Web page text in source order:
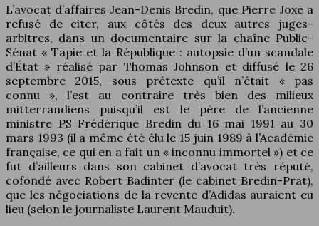
L’avocat d’affaires Jean-Denis Bredin, que Pierre Joxe a
refusé de citer, aux côtés des deux autres juges-
arbitres, dans un documentaire sur la chaîne Public-
Sénat « Tapie et la République : autopsie d’un scandale
d’État » réalisé par Thomas Johnson et diffusé le 26
septembre 2015, sous prétexte qu’il n’était « pas
connu », l’est au contraire très bien des milieux
mitterrandiens puisqu’il est le père de l’ancienne
ministre PS Frédérique Bredin du 16 mai 1991 au 30
mars 1993 (il a même été élu le 15 juin 1989 à l’Académie
française, ce qui en a fait un « inconnu immortel ») et ce
fut d’ailleurs dans son cabinet d’avocat très réputé,
cofondé avec Robert Badinter (le cabinet Bredin-Prat),
que les négociations de la revente d’Adidas auraient eu
lieu (selon le journaliste Laurent Mauduit).